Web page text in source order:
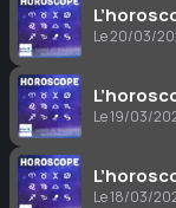
Le 20/03/
Le 19/03/
Le 18/03/